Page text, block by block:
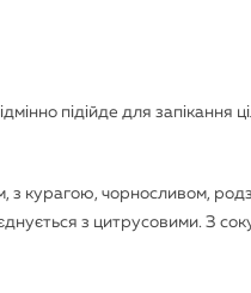
підійде для запікання
з курагою, чорносливом,
з цитрусовими. З